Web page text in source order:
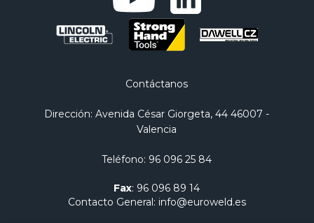
Contáctanos
Dirección: Avenida César Giorgeta, 44 46007 -
Valencia
Teléfono: 96 096 25 84
Fax: 96 096 89 14
Contacto General : info@euroweld.es